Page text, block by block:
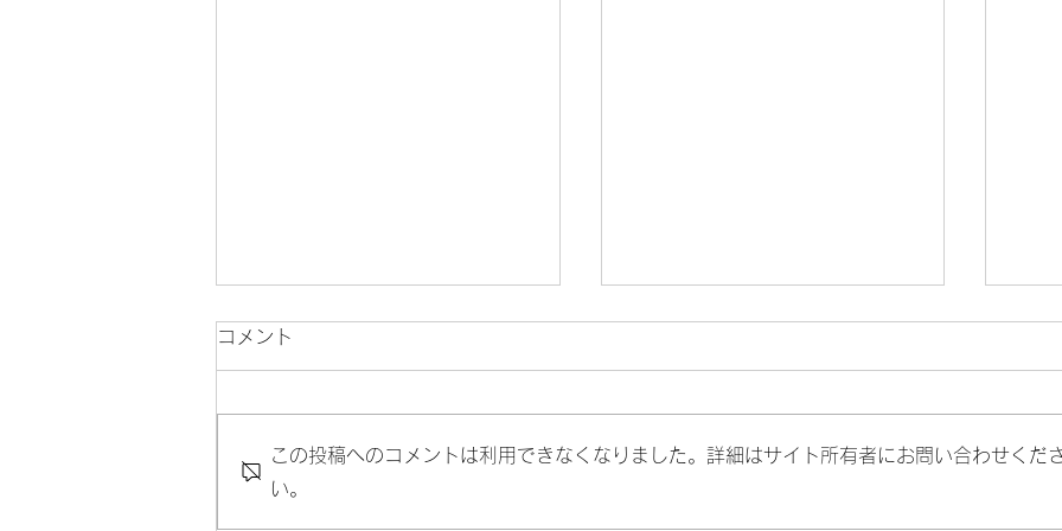
【角川歴彦＆弘中惇一郎が語
ました
田敬子さんが憂える日本型組織の
～未
景
んと
コメント
この投稿へのコメントは利用できなくなりました。詳細はサイト所有者にお問い合わせくだ
い。